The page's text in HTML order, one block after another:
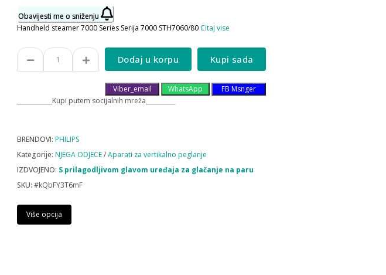
Obavijesti me o sniženju
Handheld steamer 7000 Series Serija 7000 STH7060/80 Citaj vise
Dodaj u korpu Kupi sada
Viber_email WhatsApp
FB Msnger
____________Kupi putem socijalnih mreža__________
BRENDOVI: PHILIPS
Kategorije: NJEGA ODJECE/Aparati za vertikalno peglanje
IZDVOJENO: S prilagodljivom glavom uređaja za glačanje na paru
SKU: #kQbFY3T6mF
Više opcija